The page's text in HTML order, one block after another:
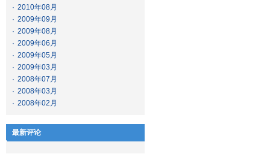
· 2010年08月
· 2009年09月
· 2009年08月
· 2009年06月
· 2009年05月
· 2009年03月
· 2008年07月
· 2008年03月
· 2008年02月
最新评论